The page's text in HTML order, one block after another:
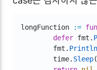
longFunction :=
defer fmt .
	fmt
. Println
	time
. Sleep